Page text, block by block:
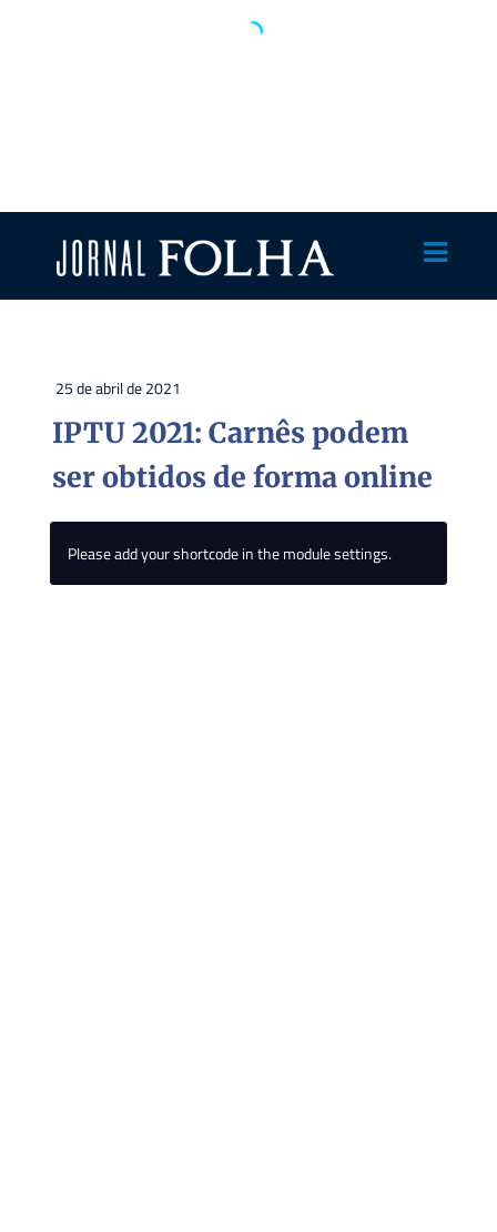
25 de abril de 2021
IPTU 2021: Carnês podem
ser obtidos de forma online
Please add your shortcode in the module settings.